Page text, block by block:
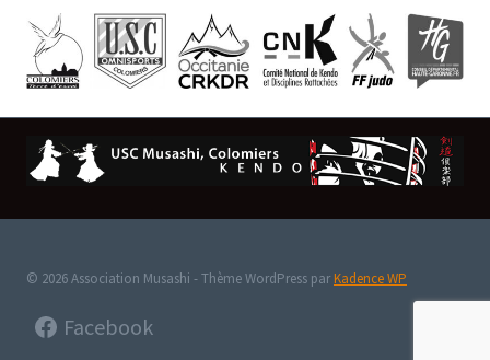
© 2026 Association Musashi - Thème WordPress par Kadence WP
Facebook